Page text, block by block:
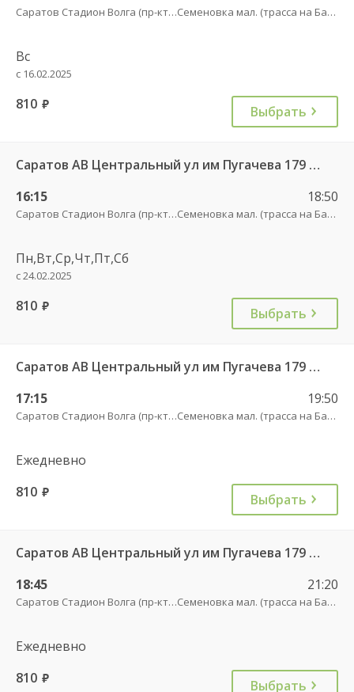
Саратов Стадион Волга (пр-кт Энтузиастов, 18 А) Семеновка мал. (трасса на Балашов)
Вс
с 16.02.2025
810 руб. Выбрать
Саратов АВ Центральный ул им Пугачева 179 А — Балашов (Привокзальная площадь 7) 603-1
16:15
Саратов Стадион Волга (пр-кт Энтузиастов, 18 А)
18:50
Семеновка мал. (трасса на Балашов)
Пн,Вт,Ср,Чт,Пт,Сб
с 24.02.2025
810 руб. Выбрать
Саратов АВ Центральный ул им Пугачева 179 А — Балашов (Привокзальная площадь 7) 603-1
17:15
Саратов Стадион Волга (пр-кт Энтузиастов, 18 А)
19:50
Семеновка мал. (трасса на Балашов)
Ежедневно
810 руб. Выбрать
Саратов АВ Центральный ул им Пугачева 179 А — Балашов (Привокзальная площадь 7) 603-1
18:45
Саратов Стадион Волга (пр-кт Энтузиастов, 18 А)
21:20
Семеновка мал. (трасса на Балашов)
Ежедневно
810 руб. Выбрать